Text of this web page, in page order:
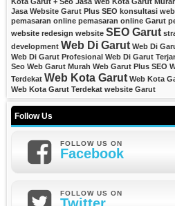
Jasa Website Garut Plus SEO konsultasi
pemasaran online pemasaran online Garut
website redesign website SEO Garut
development Web Di Garut Web Di
Web Di Garut Profesional Web Di Garut
Seo Web Garut Murah Web Garut Plus SEO
Terdekat Web Kota Garut Web Kota
Web Kota Garut Terdekat website Garut
Follow Us
FOLLOW US ON
Facebook
FOLLOW US ON